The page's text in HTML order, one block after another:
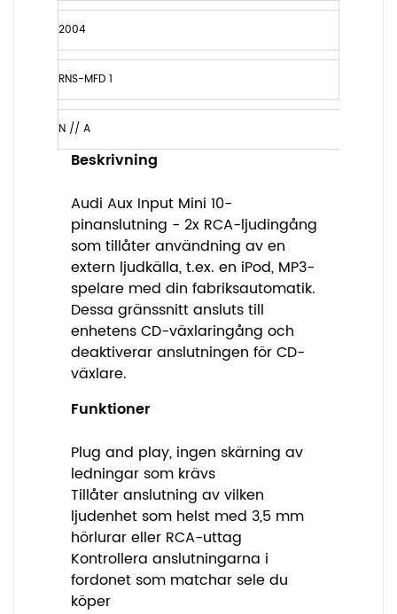
2004
RNS-MFD 1
N // A
Beskrivning
Audi Aux Input Mini 10-
pinanslutning - 2x RCA-ljudingång
som tillåter användning av en
extern ljudkälla, t.ex. en iPod, MP3-
spelare med din fabriksautomatik.
Dessa gränssnitt ansluts till
enhetens CD-växlaringång och
deaktiverar anslutningen för CD-
växlare.
Funktioner
Plug and play, ingen skärning av
ledningar som krävs
Tillåter anslutning av vilken
ljudenhet som helst med 3,5 mm
hörlurar eller RCA-uttag
Kontrollera anslutningarna i
fordonet som matchar sele du
köper